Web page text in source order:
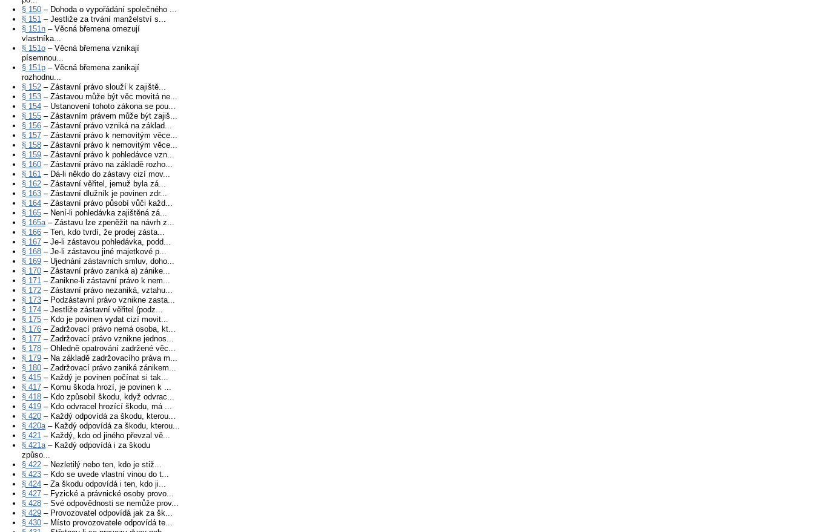
§ 150 – Dohoda o vypořádání společného ...
§ 151 – Jestliže za trvání manželství s...
§ 151n – Věcná břemena omezují
vlastníka...
§ 151o – Věcná břemena vznikají
písemnou...
§ 151p – Věcná břemena zanikají
rozhodnu...
§ 152 – Zástavní právo slouží k zajiště...
§ 153 – Zástavou může být věc movitá ne...
§ 154 – Ustanovení tohoto zákona se pou...
§ 155 – Zástavním právem může být zajiš...
§ 156 – Zástavní právo vzniká na základ...
§ 157 – Zástavní právo k nemovitým věce...
§ 158 – Zástavní právo k nemovitým věce...
§ 159 – Zástavní právo k pohledávce vzn...
§ 160 – Zástavní právo na základě rozho...
§ 161 – Dá-li někdo do zástavy cizí mov...
§ 162 – Zástavní věřitel, jemuž byla zá...
§ 163 – Zástavní dlužník je povinen zdr...
§ 164 – Zástavní právo působí vůči každ...
§ 165 – Není-li pohledávka zajištěná zá...
§ 165a– Zástavu lze zpeněžit na návrh z...
§ 166 – Ten, kdo tvrdí, že prodej zásta...
§ 167 – Je-li zástavou pohledávka, podd...
§ 168 – Je-li zástavou jiné majetkové p...
§ 169 – Ujednání zástavních smluv, doho...
§ 170 – Zástavní právo zaniká a) zánike...
§ 171 – Zanikne-li zástavní právo k nem...
§ 172 – Zástavní právo nezaniká, vztahu...
§ 173 – Podzástavní právo vznikne zasta...
§ 174 – Jestliže zástavní věřitel (podz...
§ 175 – Kdo je povinen vydat cizí movit...
§ 176 – Zadržovací právo nemá osoba, kt...
§ 177 – Zadržovací právo vznikne jednos...
§ 178 – Ohledně opatrování zadržené věc...
§ 179 – Na základě zadržovacího práva m...
§ 180 – Zadržovací právo zaniká zánikem...
§ 415 – Každý je povinen počínat si tak...
§ 417 – Komu škoda hrozí, je povinen k ...
§ 418 – Kdo způsobil škodu, když odvrac...
§ 419 – Kdo odvracel hrozící škodu, má ...
§ 420 – Každý odpovídá za škodu, kterou...
§ 420a– Každý odpovídá za škodu, kterou...
§ 421 – Každý, kdo od jiného převzal vě...
§ 421a– Každý odpovídá i za škodu
způso...
§ 422 – Nezletilý nebo ten, kdo je stiž...
§ 423 – Kdo se uvede vlastní vinou do t...
§ 424 – Za škodu odpovídá i ten, kdo ji...
§ 427 – Fyzické a právnické osoby provo...
§ 428 – Své odpovědnosti se nemůže prov...
§ 429 – Provozovatel odpovídá jak za šk...
§ 430 – Místo provozovatele odpovídá te...